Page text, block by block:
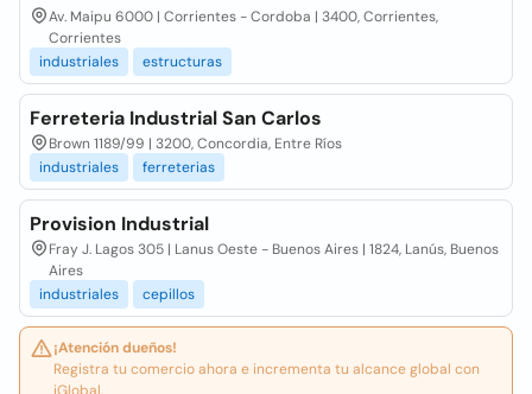
Av. Maipu 6000 | Corrientes - Cordoba | 3400, Corrientes,
Corrientes
industriales
estructuras
Ferreteria Industrial San Carlos
Brown 1189/99 | 3200, Concordia, Entre Ríos
industriales
ferreterias
Provision Industrial
Fray J. Lagos 305 | Lanus Oeste - Buenos Aires | 1824, Lanús, Buenos
Aires
industriales
cepillos
¡Atención dueños!
Registra tu comercio ahora e incrementa tu alcance global con